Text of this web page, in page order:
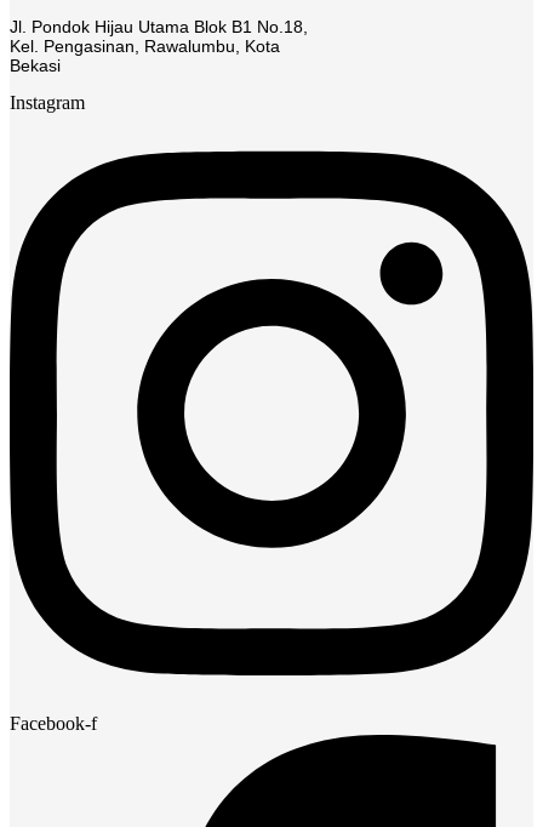
Jl. Pondok Hijau Utama Blok B1 No.18,
Kel. Pengasinan, Rawalumbu, Kota
Bekasi
Instagram
Facebook-f